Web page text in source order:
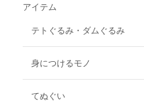
か
ら
択
アイテム
テトぐるみ・ダムぐるみ
身につけるモノ
てぬぐい